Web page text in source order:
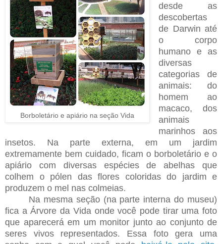
Borboletário e apiário na seção Vida
desde as
descobertas
de Darwin até
o corpo
humano e as
diversas
categorias de
animais: do
homem ao
macaco, dos
animais
marinhos aos
insetos. Na parte externa, em um jardim
extremamente bem cuidado, ficam o borboletário e o
apiário com diversas espécies de abelhas que
colhem o pólen das flores coloridas do jardim e
produzem o mel nas colmeias.
Na mesma seção (na parte interna do museu)
fica a Árvore da Vida onde você pode tirar uma foto
que aparecerá em um monitor junto ao conjunto de
seres vivos representados. Essa foto gera uma